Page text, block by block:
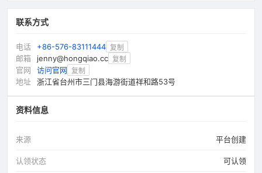
联系方式
电话 +86-576-83111444 复制
邮箱 jenny@hongqiao.cc 复制
官网 访问官网 复制
地址 浙江省台州市三门县海游街道祥和路53号
资料信息
来源 平台创建
认领状态 可认领